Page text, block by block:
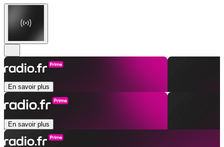
En savoir plus
En savoir plus